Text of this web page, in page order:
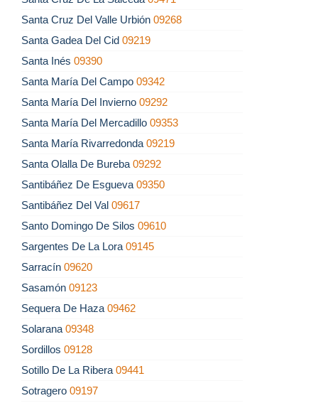
Santa Cruz Del Valle Urbión 09268
Santa Gadea Del Cid 09219
Santa Inés 09390
Santa María Del Campo 09342
Santa María Del Invierno 09292
Santa María Del Mercadillo 09353
Santa María Rivarredonda 09219
Santa Olalla De Bureba 09292
Santibáñez De Esgueva 09350
Santibáñez Del Val 09617
Santo Domingo De Silos 09610
Sargentes De La Lora 09145
Sarracín 09620
Sasamón 09123
Sequera De Haza 09462
Solarana 09348
Sordillos 09128
Sotillo De La Ribera 09441
Sotragero 09197